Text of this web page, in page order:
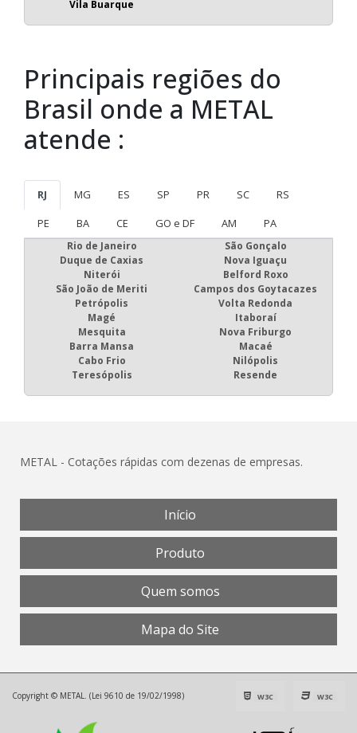
Vila Buarque
Principais regiões do
Brasil onde a METAL
atende :
RJ MG ES SP PR SC
RS
PE
BA CE GO e DF AM PA
Rio de Janeiro
São Gonçalo
Duque de Caxias
Nova Iguaçu
Niterói
Belford Roxo
São João de Meriti
Campos dos Goytacazes
Petrópolis
Volta Redonda
Magé
Itaboraí
Mesquita
Nova Friburgo
Barra Mansa
Macaé
Cabo Frio
Nilópolis
Teresópolis
Resende
METAL - Cotações rápidas com dezenas de empresas.
Início
Produto
Quem somos
Mapa do Site
Copyright © METAL. (Lei 9610 de 19/02/1998) W3C W3C